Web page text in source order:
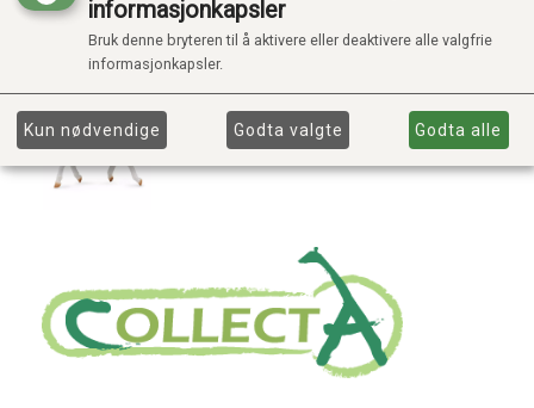
informasjonkapsler
Bruk denne bryteren til å aktivere eller deaktivere alle valgfrie
informasjonkapsler.
Kun nødvendige Godta valgte Godta alle